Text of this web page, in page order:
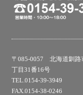
〒085-0057 北海道釧路
丁目31番16号
TEL.0154-39-3949
FAX.0154-38-0246